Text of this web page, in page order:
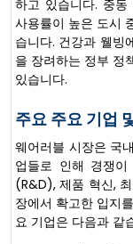
하고 있습니다. 중
사용률이 높은 도시
습니다. 건강과 웰빙
을 장려하는 정부 정
있습니다.
주요 주요 기업
웨어러블 시장은 국
업들로 인해 경쟁
(R&D), 제품 혁신,
장에서 확고한 입지
요 기업은 다음과 같